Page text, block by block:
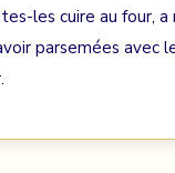
les cuire au four,
parsemées avec